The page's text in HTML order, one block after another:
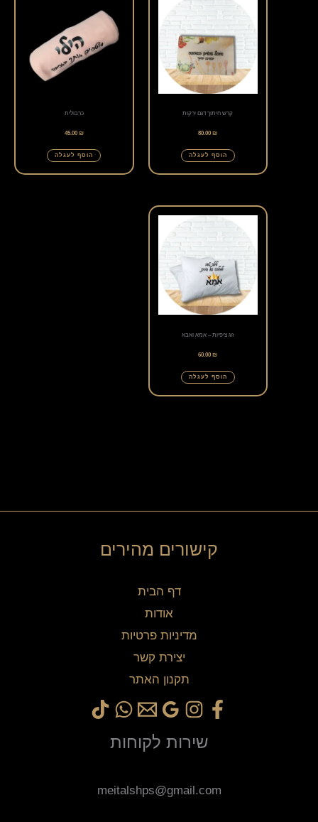
קרש חיתוך דגם ירקות
80.00₪
הוסף לעגלה
כרבולית
45.00 ₪
הוסף לעגלה
זוג ציפיות – אמא ואבא
60.00₪
הוסף לעגלה
קישורים מהירים
דף הבית
אודות
מדיניות פרטיות
יצירת קשר
תקנון האתר
שירות לקוחות
meitalshps@gmail.com